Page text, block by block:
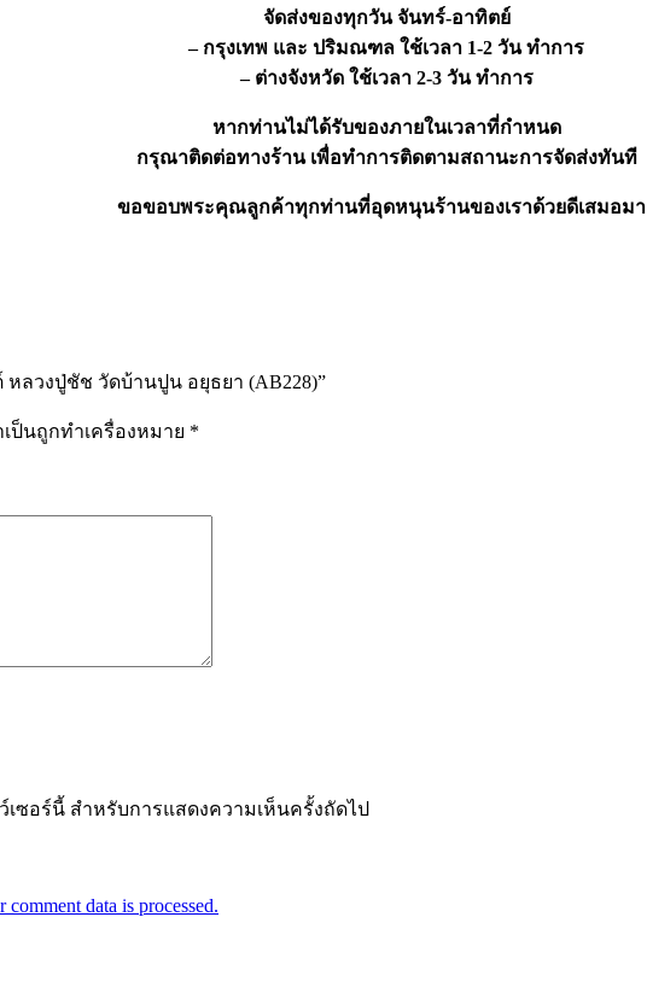
จัดส่งของทุกวัน จันทร์-อาทิตย์
– กรุงเทพ และ ปริมณฑล ใช้เวลา 1-2 วัน ทำการ
– ต่างจังหวัด ใช้เวลา 2-3 วัน ทำการ
หากท่านไม่ได้รับของภายในเวลาที่กำหนด
กรุณาติดต่อทางร้าน เพื่อทำการติดตามสถานะการจัดส่งทันที
ขอขอบพระคุณลูกค้าทุกท่านที่อุดหนุนร้านของเราด้วยดีเสมอมา
ลวงปู่ชัช วัดบ้านปูน อยุธยา (AB228)”
ป็นถูกทำเครื่องหมาย *
ซอร์นี้ สำหรับการแสดงความเห็นครั้งถัดไป
data is processed.